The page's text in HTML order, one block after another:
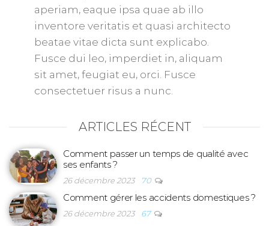
aperiam, eaque ipsa quae ab illo
inventore veritatis et quasi architecto
beatae vitae dicta sunt explicabo.
Fusce dui leo, imperdiet in, aliquam
sit amet, feugiat eu, orci. Fusce
consectetuer risus a nunc.
ARTICLES RÉCENT
Comment passer un temps de qualité avec
ses enfants ?
26 décembre 2023 70
Comment gérer les accidents domestiques ?
26 décembre 2023 67